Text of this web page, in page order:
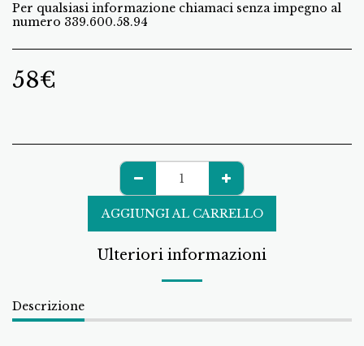
Per qualsiasi informazione chiamaci senza impegno al
numero 339.600.58.94
58€
AGGIUNGI AL CARRELLO
Ulteriori informazioni
Descrizione